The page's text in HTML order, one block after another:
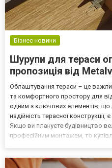
Бізнес новини
Шурупи для тераси
пропозиція від
Облаштування тераси – це
та комфортного простору для
одним з ключових елементів, що
надійність терасної конструкції,
Якщо ви плануєте будівництво
професійним монтажем, то